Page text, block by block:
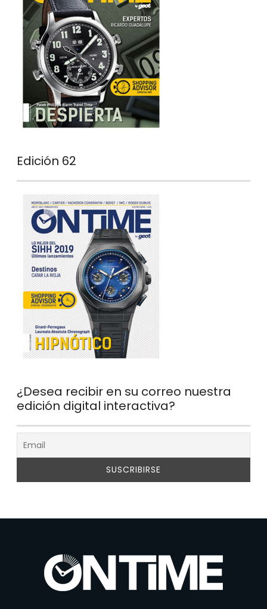
Edición 62
¿Desea recibir en su correo nuestra
edición digital interactiva?